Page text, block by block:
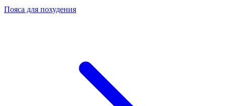
Пояса для похудения